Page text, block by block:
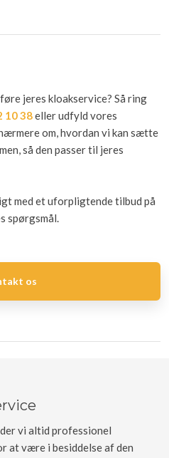
jeres kloakservice? Så ring
10 38eller udfyld vores
om, hvordan vi kan sætte
så den passer til jeres
med et uforpligtende tilbud på
spørgsmål.​
os
vi altid professionel
at være i besiddelse af den